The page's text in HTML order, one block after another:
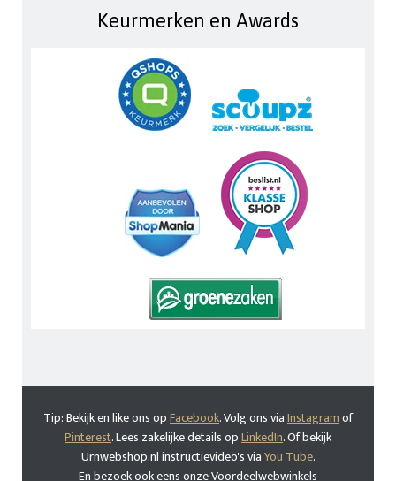
Keurmerken en Awards
Tip: Bekijk en like ons opFacebook. Volg ons viaInstagramof
Pinterest. Lees zakelijke details opLinkedIn. Of bekijk
Urnwebshop.nl instructievideo's viaYou Tube.
En bezoek ook eens onze Voordeelwebwinkels